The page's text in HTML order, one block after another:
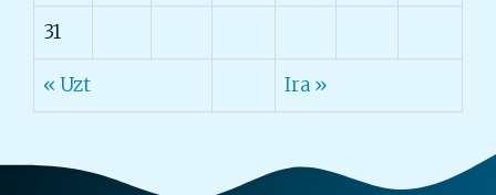
31
« Uzt Ira »